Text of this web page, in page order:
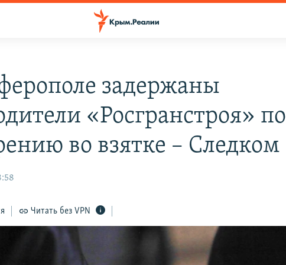
задержаны
«Росгранстроя» по
во взятке – Следком
Читать без VPN